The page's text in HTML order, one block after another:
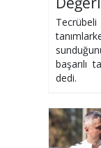
başarılı
dedi.